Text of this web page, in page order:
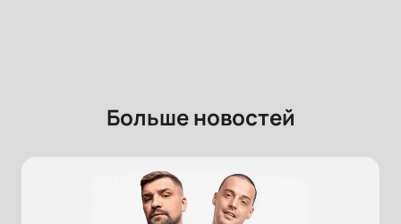
Больше новостей